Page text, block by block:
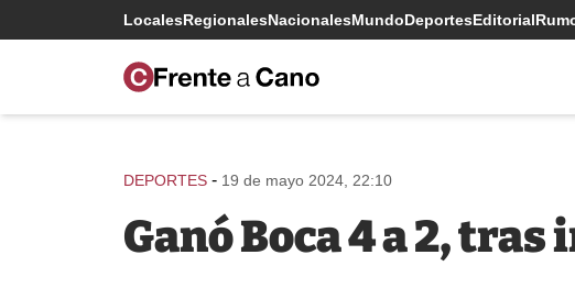
LocalesRegionalesNacionalesMundoDeportesEditorial
DEPORTES - 19 de mayo 2024, 22:10
Ganó Boca 4 a 2,